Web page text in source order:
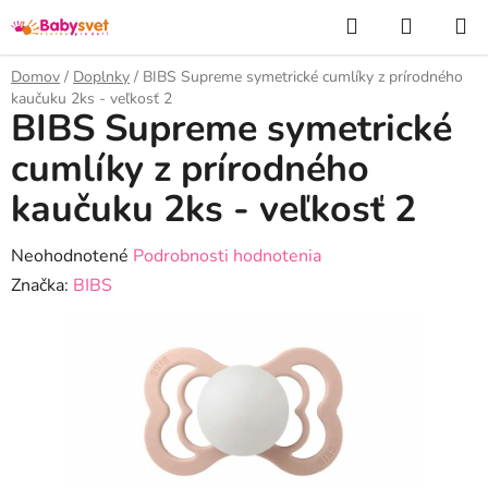
na
obsah
Hľadať
KOŠÍK
Domov / Doplnky / BIBS Supreme symetrické cumlíky z prírodného
kaučuku 2ks - veľkosť 2
BIBS Supreme symetrické
cumlíky z prírodného
kaučuku 2ks - veľkosť 2
Priemerné
hodnotenie
Neohodnotené Podrobnosti hodnotenia
Značka: BIBS